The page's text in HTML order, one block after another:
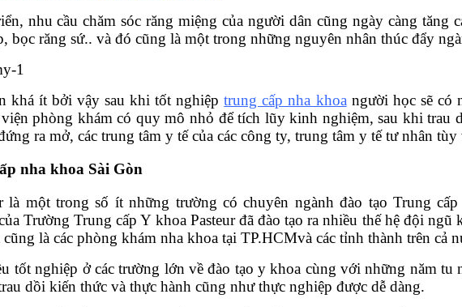
nhu cầu chăm sóc răng miệng của người dân cũng ngày càng
bọc răng sứ.. và đó cũng là một trong những nguyên nhân thúc đẩy
khá ít bởi vậy sau khi tốt nghiệptrung cấp nha khoangười học sẽ có
phòng khám có quy mô nhỏ để tích lũy kinh nghiệm, sau khi trau
ra mở, các trung tâm y tế của các công ty, trung tâm y tế tư nhân
nha khoa Sài Gòn
là một trong số ít những trường có chuyên ngành đào tạo Trung
Trường Trung cấp Y khoa Pasteur đã đào tạo ra nhiều thế hệ đội
là các phòng khám nha khoa tại TP.HCMvà các tỉnh thành trên cả
tốt nghiệp ở các trường lớn về đào tạo y khoa cùng với những năm
dồi kiến thức và thực hành cũng như thực nghiệp được dễ dàng.